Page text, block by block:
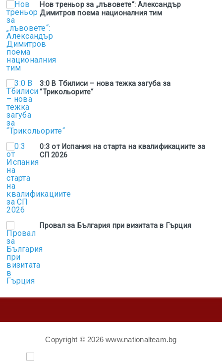
Нов треньор за „лъвовете“: Александър
Димитров поема националния тим
3:0 В Тбилиси – нова тежка загуба за
“Трикольорите“
0:3 от Испания на старта на квалификациите за
СП 2026
Провал за България при визитата в Гърция
Copyright © 2026 www.nationalteam.bg